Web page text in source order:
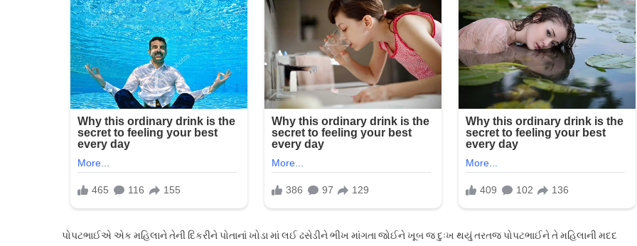
પર
ઘસડાઈને
ભરણ
પોષણ
કરતી
હતી
મા
પછી
રીતે…
પોપટભાઈએ એક મહિલાને તેની દિકરીને પોતાનાં ખોડા માં લઈ ઢસેડીને ભીખ માંગતા જોઈને ખૂબ જ દુઃખ થયું તરતજ પોપટભાઈને તે મહિલાની મદદ